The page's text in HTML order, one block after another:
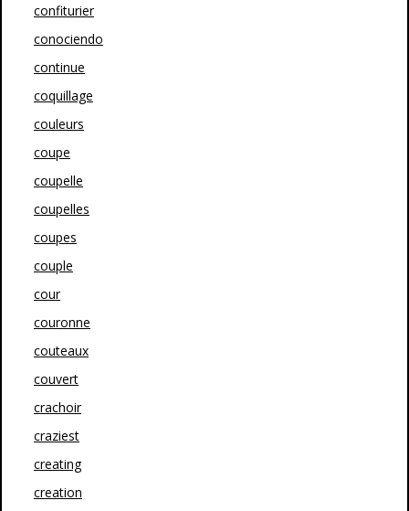
confiturier
conociendo
continue
coquillage
couleurs
coupe
coupelle
coupelles
coupes
couple
cour
couronne
couteaux
couvert
crachoir
craziest
creating
creation